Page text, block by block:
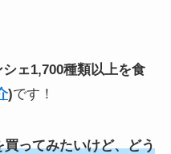
ェ1,700種類以上を食
)です！
ってみたいけど、どう